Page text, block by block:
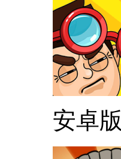
安卓版